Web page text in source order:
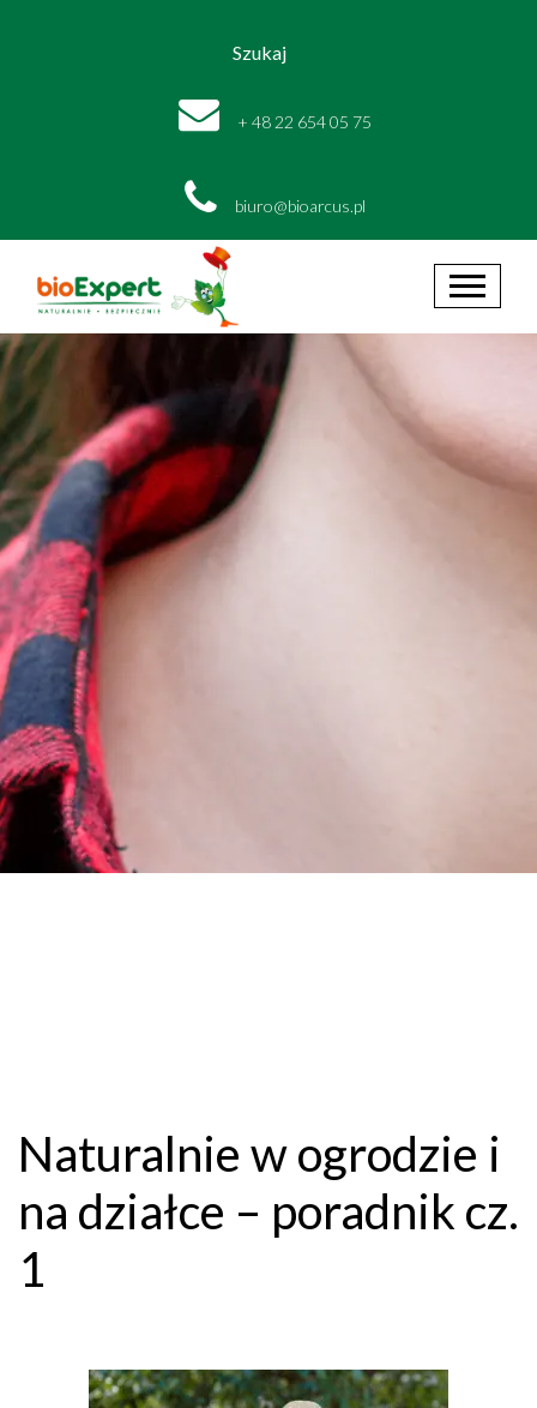
Szukaj
+ 48 22 654 05 75
biuro@bioarcus.pl
Naturalnie w ogrodzie i
na działce – poradnik cz.
1